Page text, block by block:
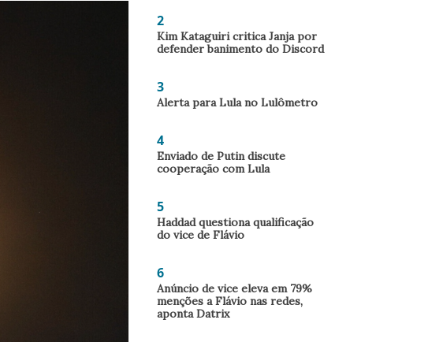
2
Kim Kataguiri critica Janja por
defender banimento do Discord
3
Alerta para Lula no Lulômetro
4
Enviado de Putin discute
cooperação com Lula
5
Haddad questiona qualificação
do vice de Flávio
6
Anúncio de vice eleva em 79%
menções a Flávio nas redes,
aponta Datrix